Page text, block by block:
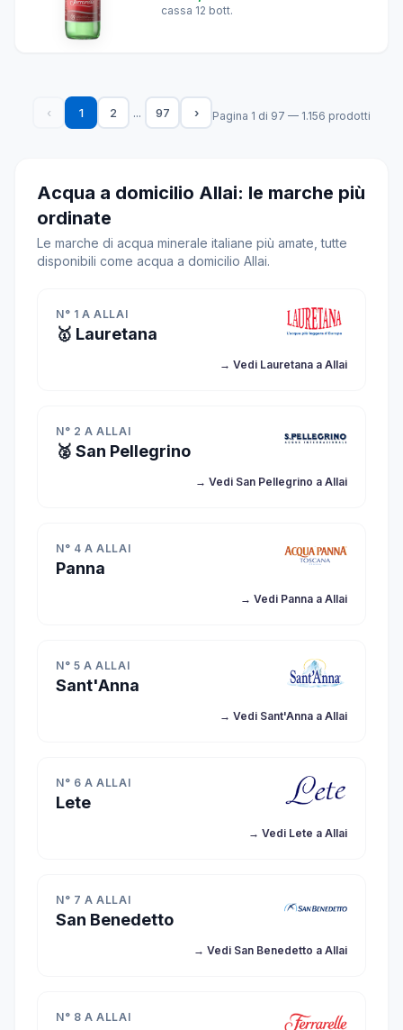
cassa 12 bott.
‹ 1 2 ... 97 › Pagina 1 di 97 — 1.156 prodotti
Acqua a domicilio Allai: le marche più
ordinate
Le marche di acqua minerale italiane più amate, tutte
disponibili come acqua a domicilio Allai.
N° 1 A ALLAI
🥇 Lauretana
→ Vedi Lauretana a Allai
N° 2 A ALLAI
🥈 San Pellegrino
→ Vedi San Pellegrino a Allai
N° 4 A ALLAI
Panna
→ Vedi Panna a Allai
N° 5 A ALLAI
Sant'Anna
→ Vedi Sant'Anna a Allai
N° 6 A ALLAI
Lete
→ Vedi Lete a Allai
N° 7 A ALLAI
San Benedetto
→ Vedi San Benedetto a Allai
N° 8 A ALLAI